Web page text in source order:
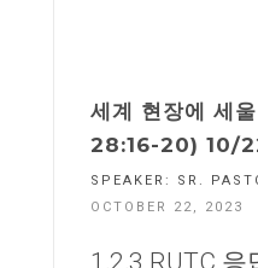
세계 현장에 세
28:16-20) 10/
SPEAKER: SR.
OCTOBER 22, 2023
1,2,3 RUTC